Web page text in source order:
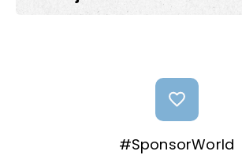
#SponsorWorld